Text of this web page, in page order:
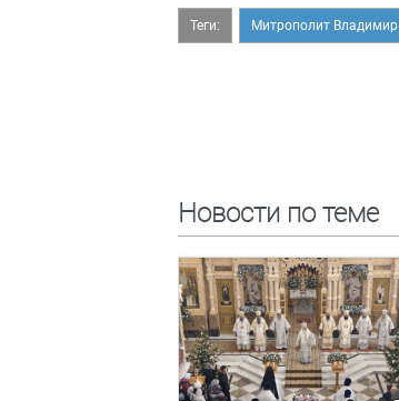
Теги: Митрополит Владимир
Новости по теме